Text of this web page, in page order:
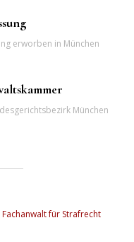
erworben in München
München
Fachanwalt für Strafrecht